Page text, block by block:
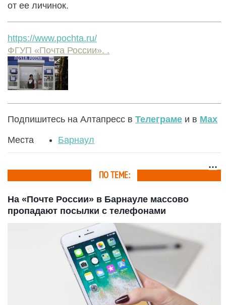
от ее личинок.
https://www.pochta.ru/
ФГУП «Почта России». .
Подпишитесь на Алтапресс в Телеграме и в Max
Места Барнаул
ПО ТЕМЕ:
На «Почте России» в Барнауле массово
пропадают посылки с телефонами